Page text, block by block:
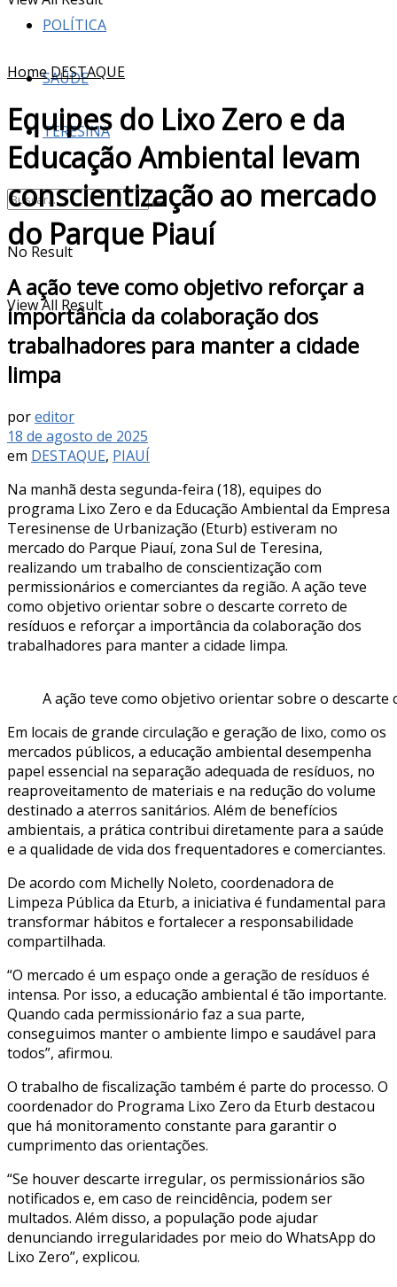
POLÍTICA
SAÚDE
TERESINA
No Result
View All Result
Home DESTAQUE
Equipes do Lixo Zero e da
Educação Ambiental levam
conscientização ao mercado
do Parque Piauí
A ação teve como objetivo reforçar a
importância da colaboração dos
trabalhadores para manter a cidade
limpa
poreditor
18 de agosto de 2025
em DESTAQUE, PIAUÍ
Na manhã desta segunda-feira (18), equipes do
programa Lixo Zero e da Educação Ambiental da Empresa
Teresinense de Urbanização (Eturb) estiveram no
mercado do Parque Piauí, zona Sul de Teresina,
realizando um trabalho de conscientização com
permissionários e comerciantes da região. A ação teve
como objetivo orientar sobre o descarte correto de
resíduos e reforçar a importância da colaboração dos
trabalhadores para manter a cidade limpa.
A ação teve como objetivo orientar sobre o descarte
Em locais de grande circulação e geração de lixo, como os
mercados públicos, a educação ambiental desempenha
papel essencial na separação adequada de resíduos, no
reaproveitamento de materiais e na redução do volume
destinado a aterros sanitários. Além de benefícios
ambientais, a prática contribui diretamente para a saúde
e a qualidade de vida dos frequentadores e comerciantes.
De acordo com Michelly Noleto, coordenadora de
Limpeza Pública da Eturb, a iniciativa é fundamental para
transformar hábitos e fortalecer a responsabilidade
compartilhada.
“O mercado é um espaço onde a geração de resíduos é
intensa. Por isso, a educação ambiental é tão importante.
Quando cada permissionário faz a sua parte,
conseguimos manter o ambiente limpo e saudável para
todos”, afirmou.
O trabalho de fiscalização também é parte do processo. O
coordenador do Programa Lixo Zero da Eturb destacou
que há monitoramento constante para garantir o
cumprimento das orientações.
“Se houver descarte irregular, os permissionários são
notificados e, em caso de reincidência, podem ser
multados. Além disso, a população pode ajudar
denunciando irregularidades por meio do WhatsApp do
Lixo Zero”, explicou.